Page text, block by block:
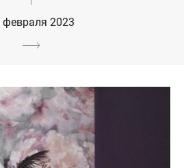
февраля 2023